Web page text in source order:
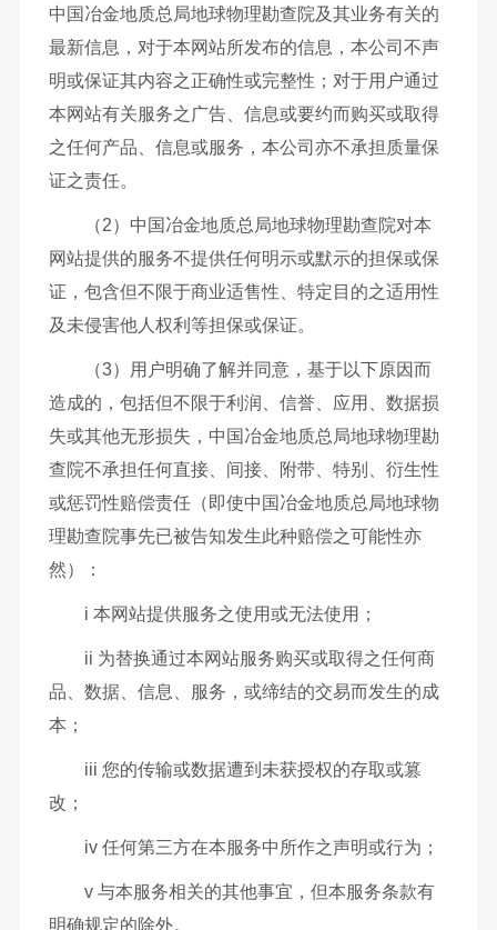
中国冶金地质总局地球物理勘查院及其业务有关的
最新信息，对于本网站所发布的信息，本公司不声
明或保证其内容之正确性或完整性；对于用户通过
本网站有关服务之广告、信息或要约而购买或取得
之任何产品、信息或服务，本公司亦不承担质量保
证之责任。
（2）中国冶金地质总局地球物理勘查院对本
网站提供的服务不提供任何明示或默示的担保或保
证，包含但不限于商业适售性、特定目的之适用性
及未侵害他人权利等担保或保证。
（3）用户明确了解并同意，基于以下原因而
造成的，包括但不限于利润、信誉、应用、数据损
失或其他无形损失，中国冶金地质总局地球物理勘
查院不承担任何直接、间接、附带、特别、衍生性
或惩罚性赔偿责任（即使中国冶金地质总局地球物
理勘查院事先已被告知发生此种赔偿之可能性亦
然）：
i 本网站提供服务之使用或无法使用；
ii 为替换通过本网站服务购买或取得之任何商
品、数据、信息、服务，或缔结的交易而发生的成
本；
iii 您的传输或数据遭到未获授权的存取或篡
改；
iv 任何第三方在本服务中所作之声明或行为；
v 与本服务相关的其他事宜，但本服务条款有
明确规定的除外。